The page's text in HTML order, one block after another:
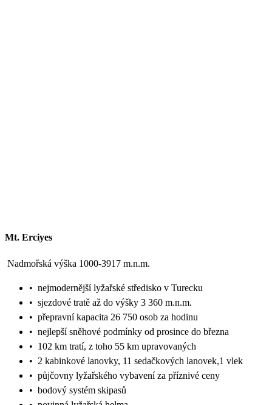
Mt. Erciyes
Nadmořská výška 1000-3917 m.n.m.
• nejmodernější lyžařské středisko v Turecku
• sjezdové tratě až do výšky 3 360 m.n.m.
• přepravní kapacita 26 750 osob za hodinu
• nejlepší sněhové podmínky od prosince do března
• 102 km tratí, z toho 55 km upravovaných
• 2 kabinkové lanovky, 11 sedačkových lanovek,1 vlek
• půjčovny lyžařského vybavení za příznivé ceny
• bodový systém skipasů